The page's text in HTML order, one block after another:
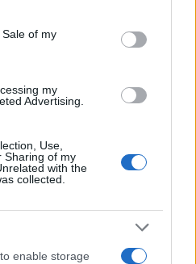
of my
my
Advertising.
Use,
Sharing of my
with the
collected.
enable storage
domande scomode per
erimanere simpatici
ha rincarato la dose
e debole coi duri…”.
quel fatidico vetro, al
ad esultare ci fosse
Bergomi(in telecronaca
partite dei nerazzurri…),
avrebbe “mandati a